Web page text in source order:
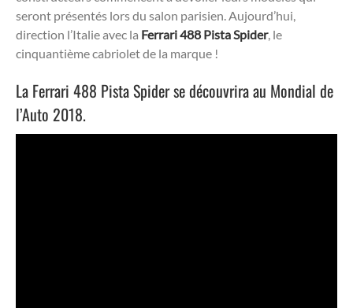
seront présentés lors du salon parisien. Aujourd’hui,
direction l’Italie avec la Ferrari 488 Pista Spider, le
cinquantième cabriolet de la marque !
La Ferrari 488 Pista Spider se découvrira au Mondial de
l’Auto 2018.